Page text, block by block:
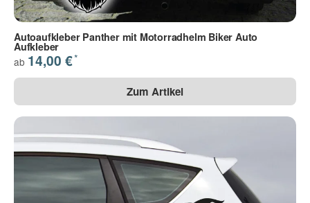
Autoaufkleber Panther mit Motorradhelm Biker Auto
Aufkleber
ab 14,00 €*
Zum Artikel